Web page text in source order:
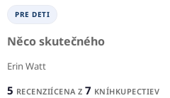
PRE DETI
Něco skutečného
Erin Watt
5 RECENZIÍCENA Z 7 KNÍHKUPECTIEV